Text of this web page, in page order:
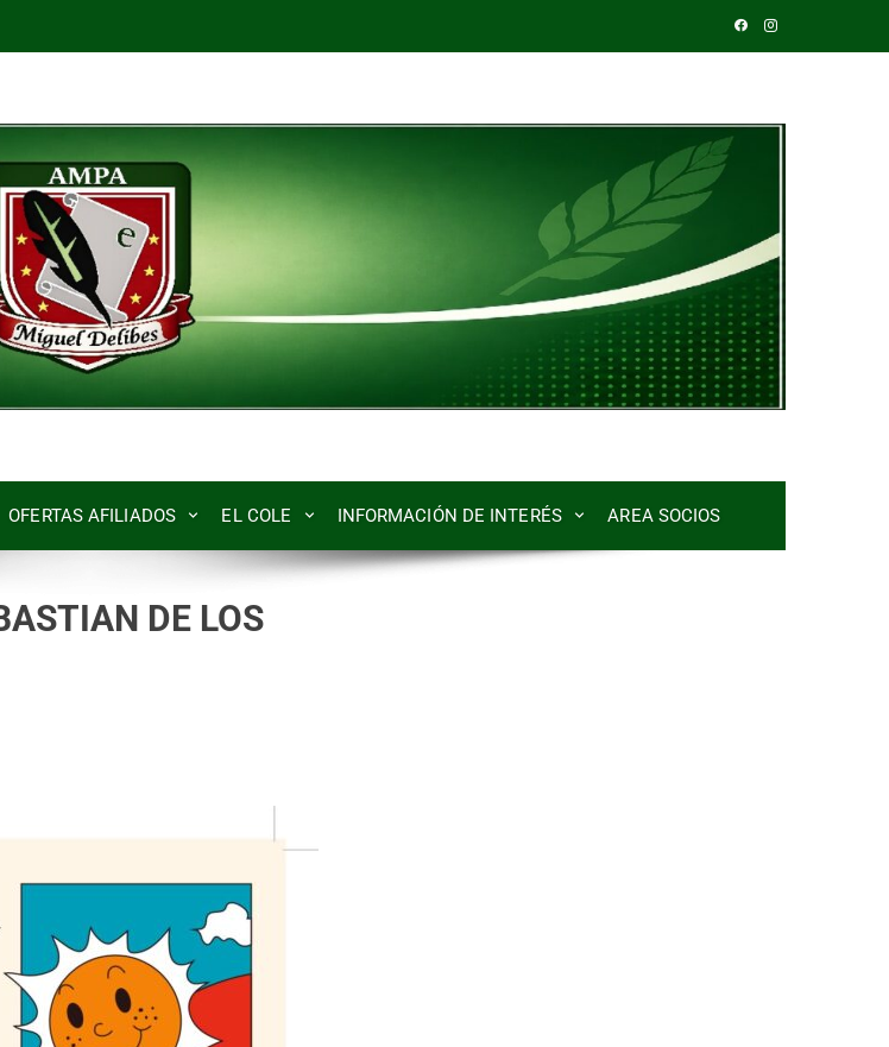
OFERTAS AFILIADOS EL COLE INFORMACIÓN DE INTERÉS AREA SOCIOS
DE LOS